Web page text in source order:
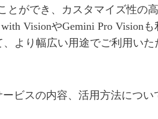
とができ、カスタマイズ性の
VisionやGemini Pro Visionも
より幅広い用途でご利用いた
ビスの内容、活用方法につい